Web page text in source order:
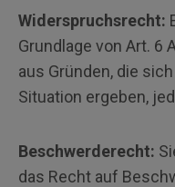
Widerspruchsrecht:
Grundlage von Art. 6
aus Gründen, die
Situation ergeben,
Beschwerderecht:
das Recht auf